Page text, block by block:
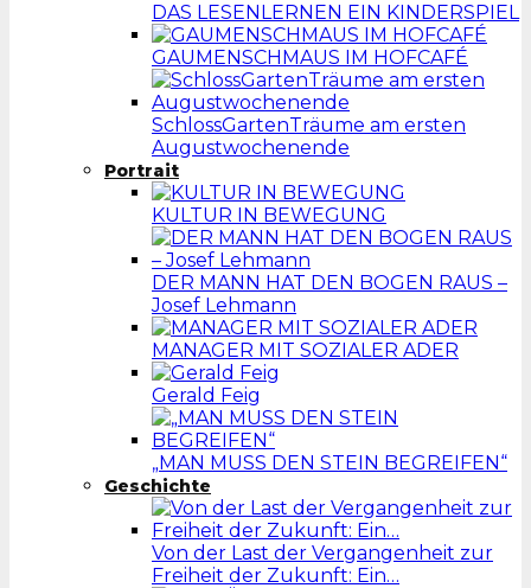
DAS LESENLERNEN EIN KINDERSPIEL
GAUMENSCHMAUS IM HOFCAFÉ
SchlossGartenTräume am ersten
Augustwochenende
Portrait
KULTUR IN BEWEGUNG
DER MANN HAT DEN BOGEN RAUS –
Josef Lehmann
MANAGER MIT SOZIALER ADER
Gerald Feig
„MAN MUSS DEN STEIN BEGREIFEN“
Geschichte
Von der Last der Vergangenheit zur
Freiheit der Zukunft: Ein…